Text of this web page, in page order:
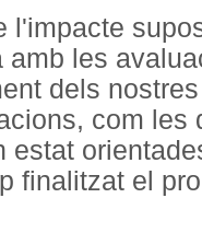
l'impacte
amb les
dels
com les
estat
finalitzat el